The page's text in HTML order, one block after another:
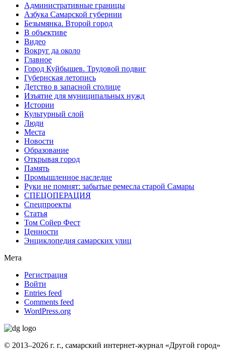
Административные границы
Азбука Самарской губернии
Безымянка. Второй город
В объективе
Видео
Вокруг да около
Главное
Город Куйбышев. Трудовой подвиг
Губернская летопись
Детство в запасной столице
Изъятие для муниципальных нужд
Истории
Культурный слой
Люди
Места
Новости
Образование
Открывая город
Память
Промышленное наследие
Руки не помнят: забытые ремесла старой Самары
СПЕЦОПЕРАЦИЯ
Спецпроекты
Статья
Том Сойер Фест
Ценности
Энциклопедия самарских улиц
Мета
Регистрация
Войти
Entries feed
Comments feed
WordPress.org
© 2013–2026 г. г., самарский интернет-журнал «Другой город»